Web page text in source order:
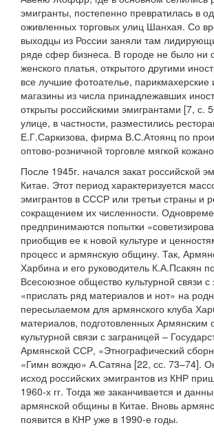
эмигранты, постепенно превратилась в
оживленных торговых улиц Шанхая. Со
выходцы из России заняли там
ряде сфер бизнеса. В городе не было ни
женского платья, открытого другими
все лучшие фотоателье, парикмахерские
магазины из числа принадлежавших
открыты российскими эмигрантами [7, с.
улице, в частности, разместились
Е.Г.Саркизова, фирма В.С.Атоянц по
оптово-розничной торговле мягкой
После 1945г. начался закат российской
Китае. Этот период характеризуется
эмигрантов в СССР или третьи страны и
сокращением их численности.
предпринимаются попытки
приобщив ее к новой культуре и
процесс и армянскую общину. Так,
Харбина и его руководитель К.А.Псакян
Всесоюзное общество культурной связи с
«прислать ряд материалов и нот» на
пересылаемом для армянского клуба
материалов, подготовленных Армянским
культурной связи с заграницей –
Армянской ССР, «Этнографический
«Гимн вождю» А.Сатяна [22, сс. 73–74].
исход российских эмигрантов из КНР
1960-х гг. Тогда же заканчивается и
армянской общины в Китае. Вновь
появится в КНР уже в 1990-е годы.